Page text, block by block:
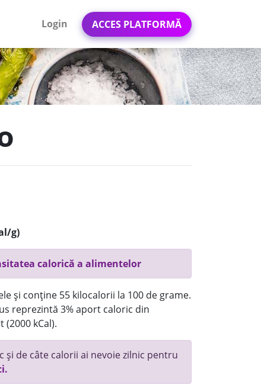
Login ACCES PLATFORMĂ
g)
calorică a alimentelor
și conține 55 kilocalorii la 100 de grame.
reprezintă 3% aport caloric din
kCal).
și de câte calorii ai nevoie zilnic pentru